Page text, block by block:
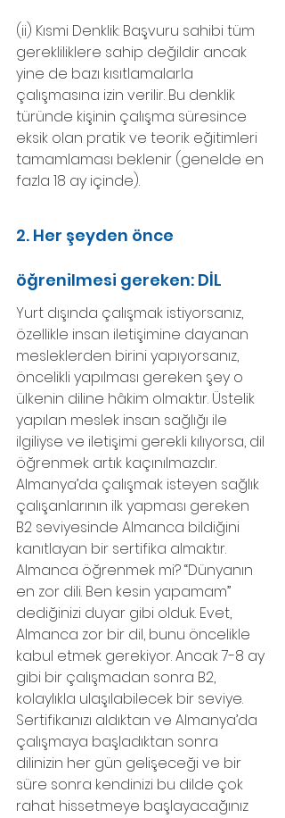
(ii) Kısmi Denklik: Başvuru sahibi tüm
gerekliliklere sahip değildir ancak
yine de bazı kısıtlamalarla
çalışmasına izin verilir. Bu denklik
türünde kişinin çalışma süresince
eksik olan pratik ve teorik eğitimleri
tamamlaması beklenir (genelde en
fazla 18 ay içinde).
2. Her şeyden önce
öğrenilmesi gereken: DİL
Yurt dışında çalışmak istiyorsanız,
özellikle insan iletişimine dayanan
mesleklerden birini yapıyorsanız,
öncelikli yapılması gereken şey o
ülkenin diline hâkim olmaktır. Üstelik
yapılan meslek insan sağlığı ile
ilgiliyse ve iletişimi gerekli kılıyorsa, dil
öğrenmek artık kaçınılmazdır.
Almanya’da çalışmak isteyen sağlık
çalışanlarının ilk yapması gereken
B2 seviyesinde Almanca bildiğini
kanıtlayan bir sertifika almaktır.
Almanca öğrenmek mi? ‘‘Dünyanın
en zor dili. Ben kesin yapamam’’
dediğinizi duyar gibi olduk. Evet,
Almanca zor bir dil, bunu öncelikle
kabul etmek gerekiyor. Ancak 7-8 ay
gibi bir çalışmadan sonra B2,
kolaylıkla ulaşılabilecek bir seviye.
Sertifikanızı aldıktan ve Almanya’da
çalışmaya başladıktan sonra
dilinizin her gün gelişeceği ve bir
süre sonra kendinizi bu dilde çok
rahat hissetmeye başlayacağınız